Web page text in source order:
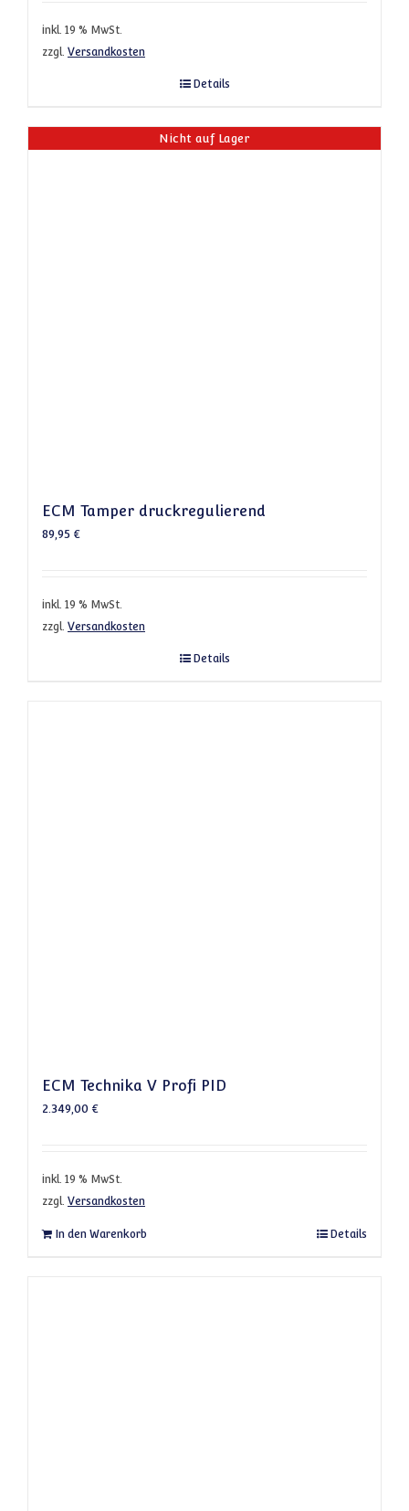
inkl. 19 % MwSt.
zzgl. Versandkosten
Details
Nicht auf Lager
ECM Tamper druckregulierend
89,95 €
inkl. 19 % MwSt.
zzgl. Versandkosten
Details
ECM Technika V Profi PID
2.349,00 €
inkl. 19 % MwSt.
zzgl. Versandkosten
In den Warenkorb Details